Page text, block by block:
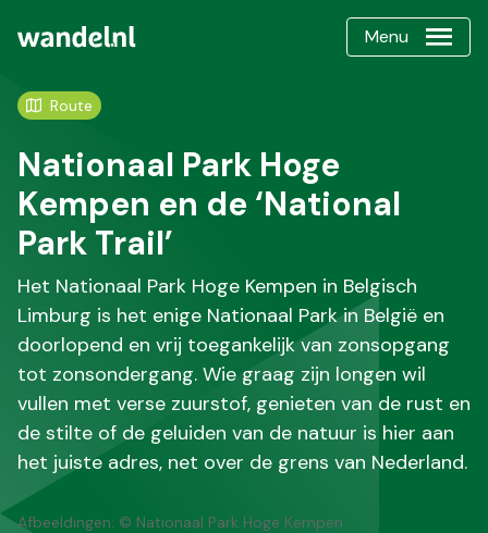
Menu
Route
Nationaal Park Hoge
Kempen en de ‘National
Park Trail’
Het Nationaal Park Hoge Kempen in Belgisch
Limburg is het enige Nationaal Park in België en
doorlopend en vrij toegankelijk van zonsopgang
tot zonsondergang. Wie graag zijn longen wil
vullen met verse zuurstof, genieten van de rust en
de stilte of de geluiden van de natuur is hier aan
het juiste adres, net over de grens van Nederland.
Afbeeldingen: © Nationaal Park Hoge Kempen